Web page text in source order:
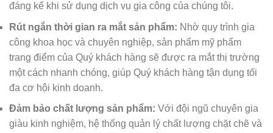
đáng kể khi sử dụng dịch vụ gia công của chúng tôi.
Rút ngắn thời gian ra mắt sản phẩm: Nhờ quy trình gia
công khoa học và chuyên nghiệp, sản phẩm mỹ phẩm
trang điểm của Quý khách hàng sẽ được ra mắt thị trường
một cách nhanh chóng, giúp Quý khách hàng tận dụng tối
đa cơ hội kinh doanh.
Đảm bảo chất lượng sản phẩm: Với đội ngũ chuyên gia
giàu kinh nghiệm, hệ thống quản lý chất lượng chặt chẽ và